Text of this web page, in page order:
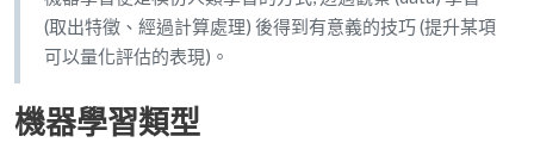
(取出特徵、經過計算處理) 後得到有意義的技巧 (提升某項
可以量化評估的表現)。
機器學習類型